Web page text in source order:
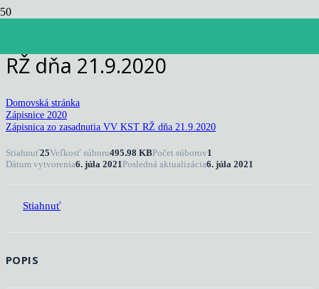
RŽ dňa 21.9.2020
Domovská stránka
Zápisnice 2020
Zápisnica zo zasadnutia VV KST RŽ dňa 21.9.2020
Stiahnuť25Veľkosť súboru495.98 KBPočet súborov1
Dátum vytvorenia6. júla 2021 Posledná aktualizácia6. júla 2021
Stiahnuť
POPIS